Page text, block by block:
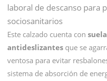
laboral de descanso para
sociosanitarios
Este calzado cuenta con
antideslizantes que se
ventosa para evitar
sistema de absorción de